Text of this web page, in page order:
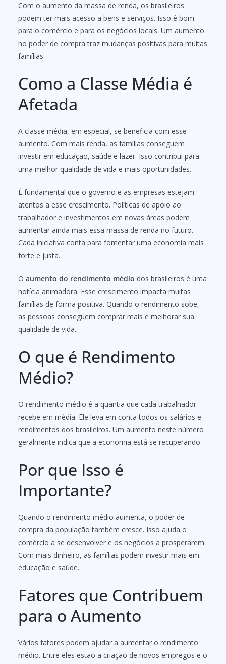
Com o aumento da massa de renda, os brasileiros
podem ter mais acesso a bens e serviços. Isso é bom
para o comércio e para os negócios locais. Um aumento
no poder de compra traz mudanças positivas para muitas
famílias.
Como a Classe Média é
Afetada
A classe média, em especial, se beneficia com esse
aumento. Com mais renda, as famílias conseguem
investir em educação, saúde e lazer. Isso contribui para
uma melhor qualidade de vida e mais oportunidades.
É fundamental que o governo e as empresas estejam
atentos a esse crescimento. Políticas de apoio ao
trabalhador e investimentos em novas áreas podem
aumentar ainda mais essa massa de renda no futuro.
Cada iniciativa conta para fomentar uma economia mais
forte e justa.
O aumento do rendimento médio dos brasileiros é uma
notícia animadora. Esse crescimento impacta muitas
famílias de forma positiva. Quando o rendimento sobe,
as pessoas conseguem comprar mais e melhorar sua
qualidade de vida.
O que é Rendimento
Médio?
O rendimento médio é a quantia que cada trabalhador
recebe em média. Ele leva em conta todos os salários e
rendimentos dos brasileiros. Um aumento neste número
geralmente indica que a economia está se recuperando.
Por que Isso é
Importante?
Quando o rendimento médio aumenta, o poder de
compra da população também cresce. Isso ajuda o
comércio a se desenvolver e os negócios a prosperarem.
Com mais dinheiro, as famílias podem investir mais em
educação e saúde.
Fatores que Contribuem
para o Aumento
Vários fatores podem ajudar a aumentar o rendimento
médio. Entre eles estão a criação de novos empregos e o